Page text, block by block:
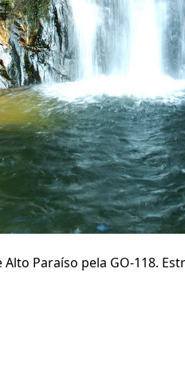
Alto Paraíso pela GO-118.